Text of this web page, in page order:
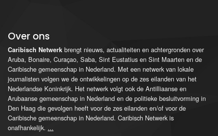
Over ons
Caribisch Netwerk brengt nieuws, actualiteiten en achtergronden over
Aruba, Bonaire, Curaçao, Saba, Sint Eustatius en Sint Maarten en de
Caribische gemeenschap in Nederland. Met een netwerk van lokale
journalisten volgen we de ontwikkelingen op de zes eilanden van het
Nederlandse Koninkrijk. Het netwerk volgt ook de Antilliaanse en
Arubaanse gemeenschap in Nederland en de politieke besluitvorming in
Den Haag die gevolgen heeft voor de zes eilanden en/of voor de
Caribische gemeenschap in Nederland. Caribisch Netwerk is
onafhankelijk. ...